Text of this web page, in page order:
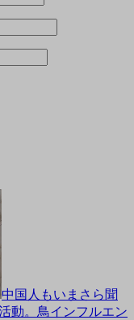
中国人もいまさら聞
動。鳥インフルエン